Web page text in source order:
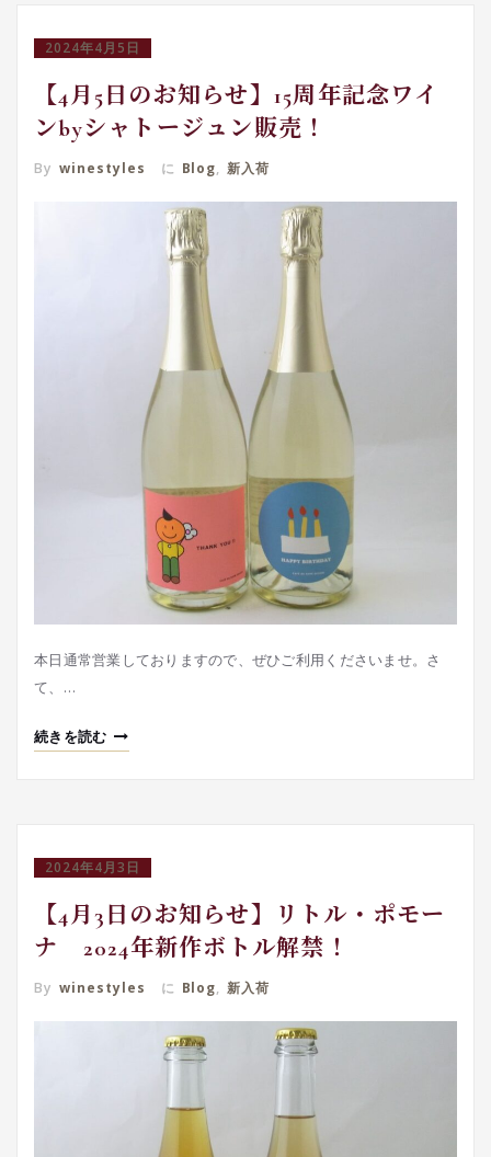
2024年4月5日
【4月5日のお知らせ】15周年記念ワイ
ンbyシャトージュン販売！
By winestyles に Blog, 新入荷
本日通常営業しておりますので、ぜひご利用くださいませ。さ
て、…
続きを読む
2024年4月3日
【4月3日のお知らせ】リトル・ポモー
ナ 2024年新作ボトル解禁！
By winestyles に Blog, 新入荷